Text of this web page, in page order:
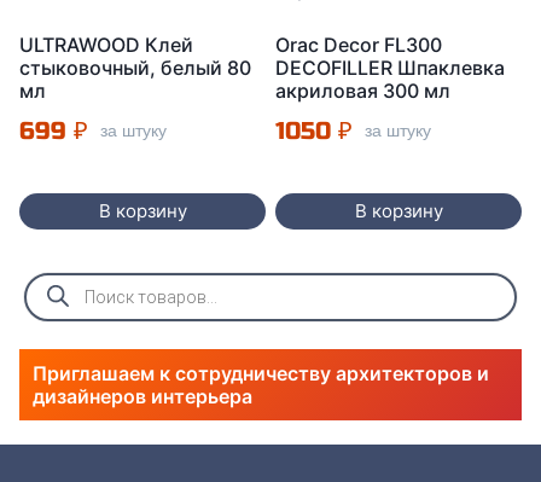
ULTRAWOOD Клей
стыковочный, белый 80
мл
699 ₽ за штуку
В корзину
Orac Decor FL300
DECOFILLER Шпаклевка
акриловая 300 мл
1050 ₽ за штуку
В корзину
Поиск
товаров
Приглашаем к сотрудничеству архитекторов и
дизайнеров интерьера